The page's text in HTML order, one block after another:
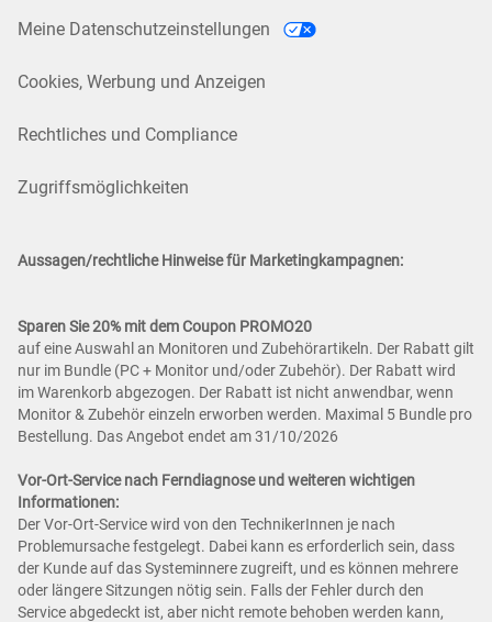
Meine Datenschutzeinstellungen
Cookies, Werbung und Anzeigen
Rechtliches und Compliance
Zugriffsmöglichkeiten
Aussagen/rechtliche Hinweise für Marketingkampagnen:
Sparen Sie 20% mit dem Coupon PROMO20
auf eine Auswahl an Monitoren und Zubehörartikeln. Der Rabatt gilt
nur im Bundle (PC + Monitor und/oder Zubehör). Der Rabatt wird
im Warenkorb abgezogen. Der Rabatt ist nicht anwendbar, wenn
Monitor & Zubehör einzeln erworben werden. Maximal 5 Bundle pro
Bestellung. Das Angebot endet am 31/10/2026
Vor-Ort-Service nach Ferndiagnose und weiteren wichtigen
Informationen:
Der Vor-Ort-Service wird von den TechnikerInnen je nach
Problemursache festgelegt. Dabei kann es erforderlich sein, dass
der Kunde auf das Systeminnere zugreift, und es können mehrere
oder längere Sitzungen nötig sein. Falls der Fehler durch den
Service abgedeckt ist, aber nicht remote behoben werden kann,